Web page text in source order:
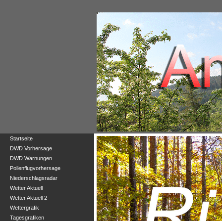
Startseite
DWD Vorhersage
DWD Warnungen
Pollenflugvorhersage
Niederschlagsradar
Wetter Aktuell
Wetter Aktuell 2
Wettergrafik
Tagesgrafiken